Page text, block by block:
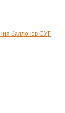
баллонов СУГ